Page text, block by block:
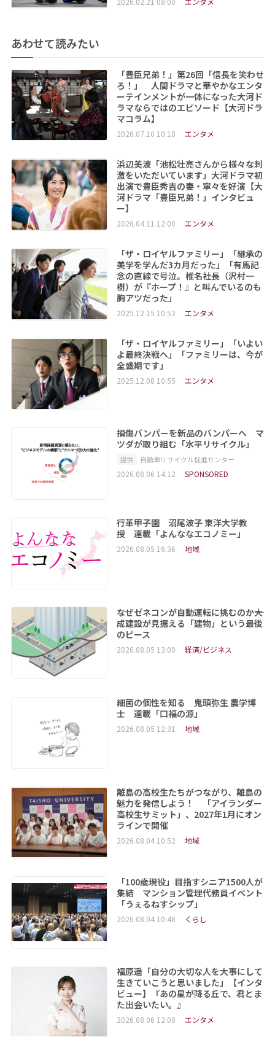
あわせて読みたい
「豊臣兄弟！」第26回「信長を笑わせ
ろ！」 人間ドラマと華やかなエンタ
ーテインメントが一体になった大河ド
ラマならではのエピソード【大河ドラ
マコラム】
2026.07.10 10:18 エンタメ
浜辺美波「池松壮亮さんから様々な刺
激をいただいています」大河ドラマ初
出演で豊臣秀吉の妻・寧々を好演【大
河ドラマ「豊臣兄弟！」インタビュ
ー】
2026.04.11 12:00 エンタメ
「ザ・ロイヤルファミリー」「継承の
美学を学んだ3カ月だった」「有馬記
念の直線で号泣。椎名社長（沢村一
樹）が『ホープ！』と叫んでいるのも
胸アツだった」
2025.12.15 10:53 エンタメ
「ザ・ロイヤルファミリー」「いよい
よ最終決戦へ」「ファミリーは、今が
全盛期です」
2025.12.08 10:55 エンタメ
損傷バンパーを新品のバンパーへ マ
ツダが取り組む「水平リサイクル」
提供 自動車リサイクル促進センター
2026.08.06 14:12 SPONSORED
行革甲子園 沼尾波子 東洋大学教
授 連載「よんななエコノミー」
2026.08.05 16:36 地域
なぜゼネコンが自動運転に挑むのか――大
成建設が見据える「建物」という最後
のピース
2026.08.05 13:00 経済/ビジネス
細菌の個性を知る 鬼頭弥生 農学博
士 連載「口福の源」
2026.08.05 12:31 地域
離島の高校生たちがつながり、離島の
魅力を発信しよう！ 「アイランダー
高校生サミット」、2027年1月にオン
ラインで開催
2026.08.04 10:52 地域
「100歳現役」目指すシニア1500人が
集結 マンション管理代務員イベント
「うぇるねすシップ」
2026.08.04 10:48 くらし
福原遥「自分の大切な人を大事にして
生きていこうと思いました」【インタ
ビュー】『あの星が降る丘で、君とま
た出会いたい。』
2026.08.06 12:00 エンタメ